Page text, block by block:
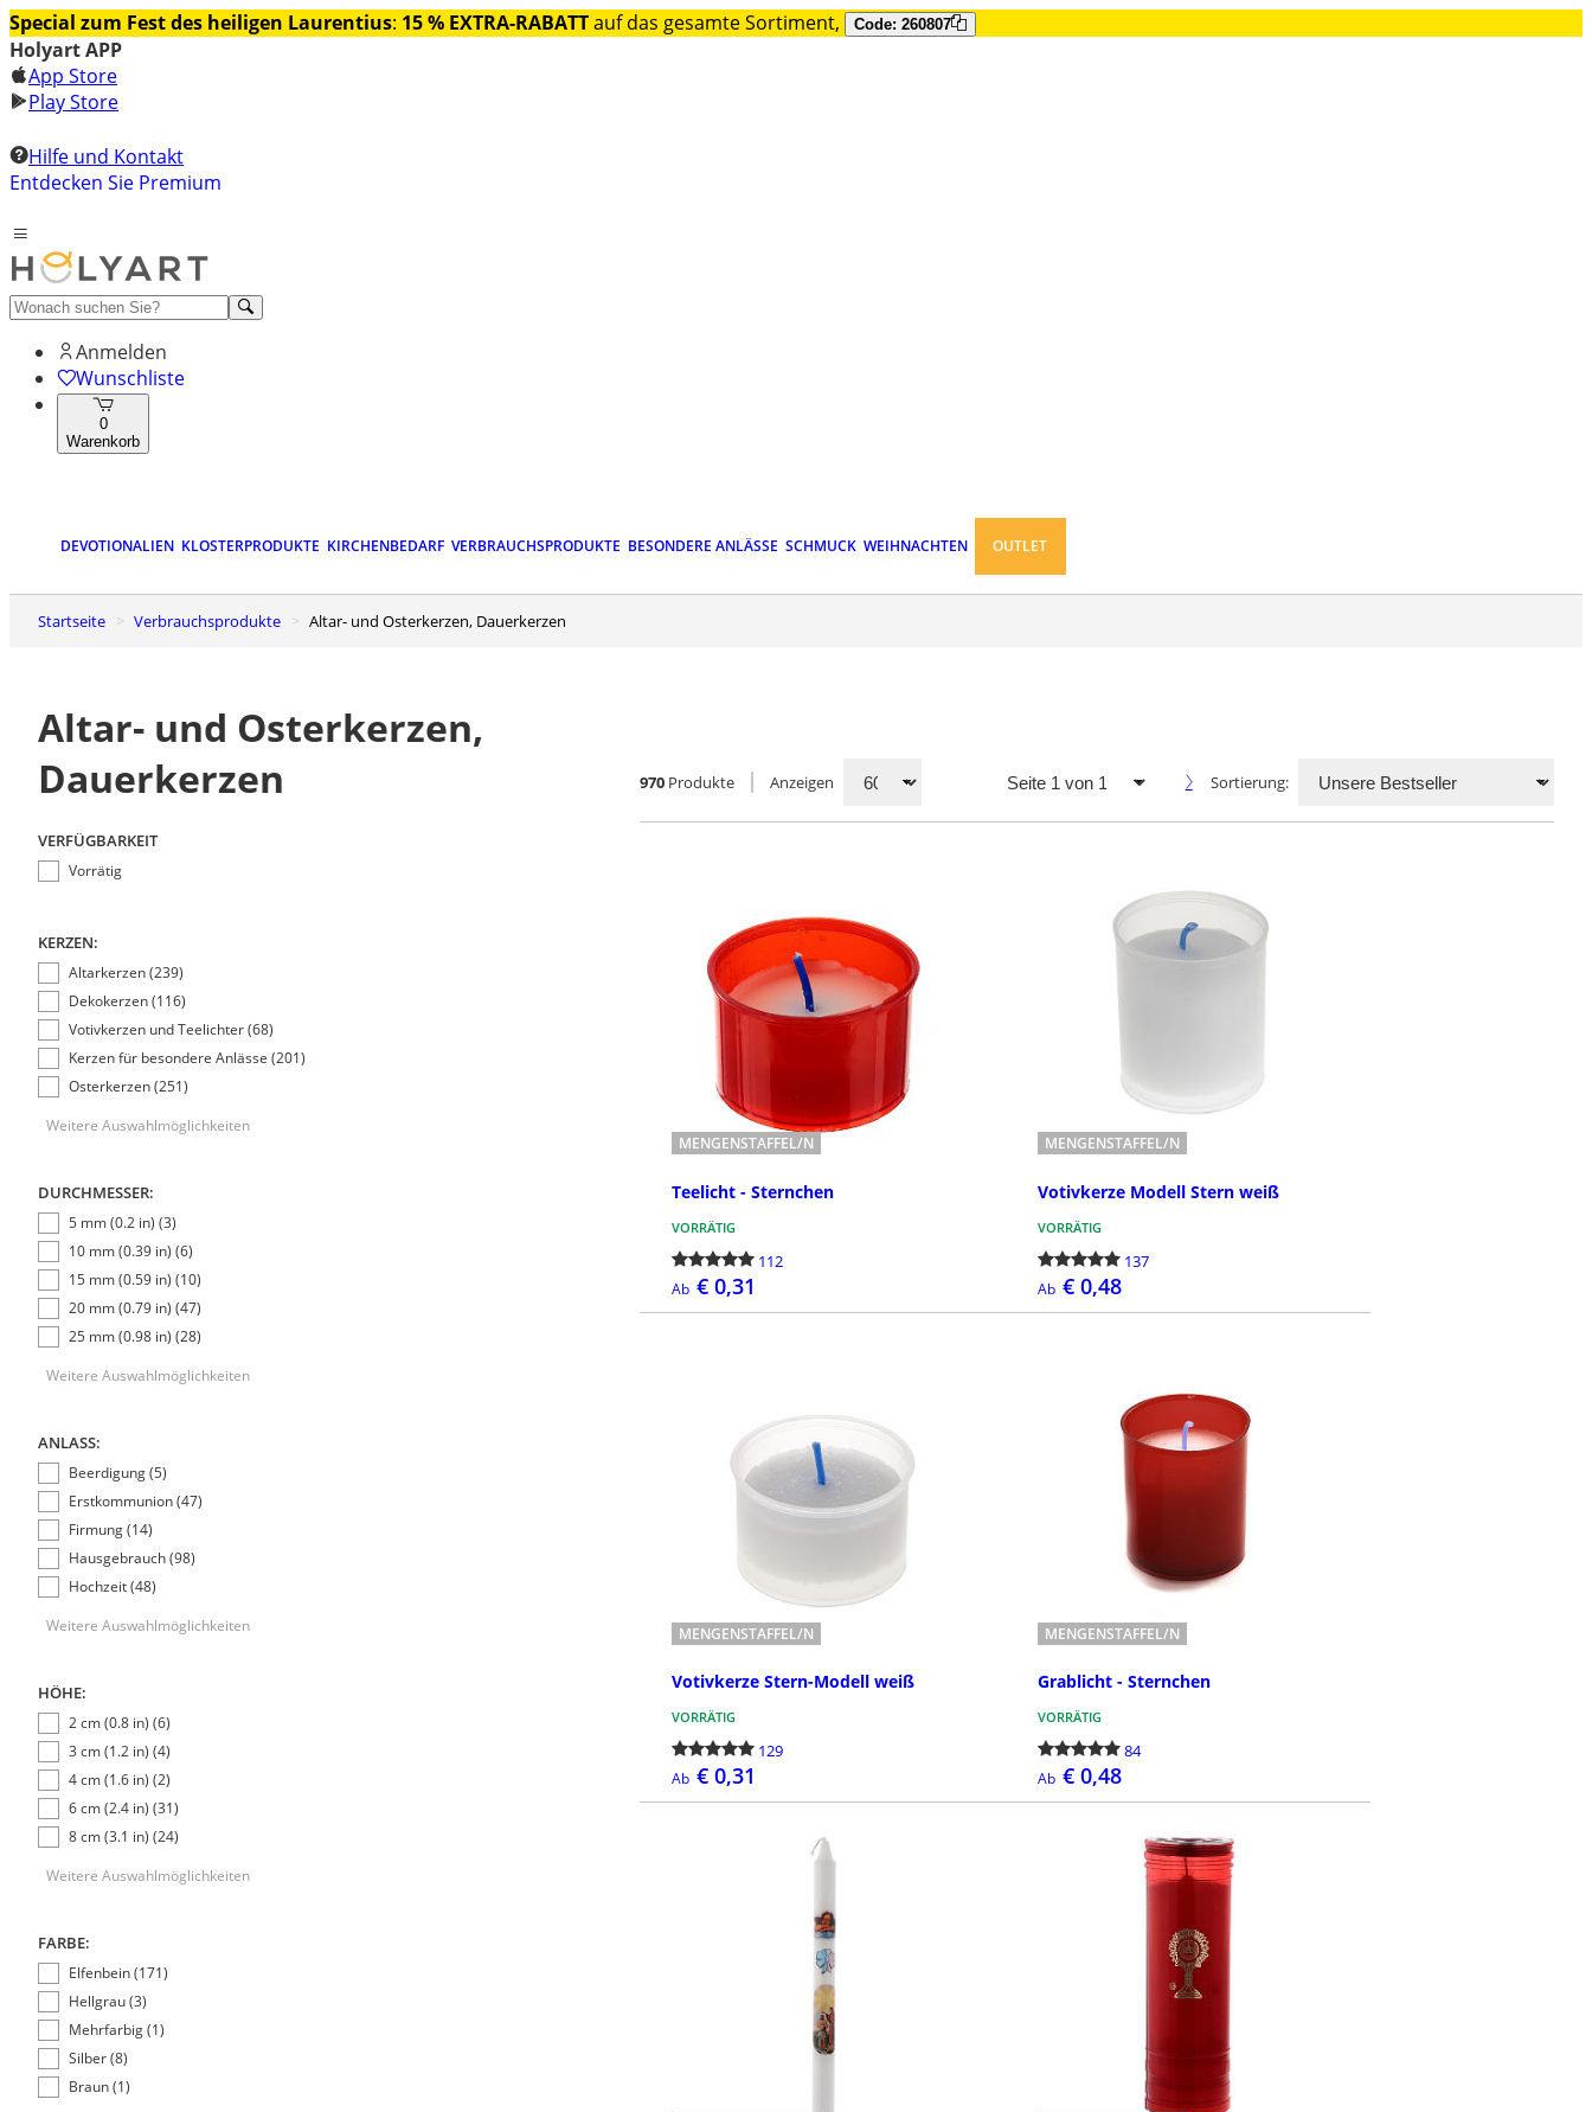
Special zum Fest des heiligen Laurentius: 15 % EXTRA-RABATTauf das gesamte Sortiment, Code: 260807
Holyart APP
App Store
Play Store
Hilfe und Kontakt
Entdecken Sie Premium
Anmelden
Wunschliste
0
Warenkorb
DEVOTIONALIEN KLOSTERPRODUKTE KIRCHENBEDARF VERBRAUCHSPRODUKTE BESONDERE ANLÄSSE SCHMUCK WEIHNACHTEN OUTLET
Startseite Verbrauchsprodukte Altar- und Osterkerzen, Dauerkerzen
Altar- und Osterkerzen,
Dauerkerzen
VERFÜGBARKEIT
Vorrätig
KERZEN:
Altarkerzen (239)
Dekokerzen (116)
Votivkerzen und Teelichter (68)
Kerzen für besondere Anlässe (201)
Osterkerzen (251)
Weitere Auswahlmöglichkeiten
DURCHMESSER:
5 mm (0.2 in) (3)
10 mm (0.39 in) (6)
15 mm (0.59 in) (10)
20 mm (0.79 in) (47)
25 mm (0.98 in) (28)
Weitere Auswahlmöglichkeiten
ANLASS:
Beerdigung (5)
Erstkommunion (47)
Firmung (14)
Hausgebrauch (98)
Hochzeit (48)
Weitere Auswahlmöglichkeiten
HÖHE:
2 cm (0.8 in) (6)
3 cm (1.2 in) (4)
4 cm (1.6 in) (2)
6 cm (2.4 in) (31)
8 cm (3.1 in) (24)
Weitere Auswahlmöglichkeiten
FARBE:
Elfenbein (171)
Hellgrau (3)
Mehrfarbig (1)
Silber (8)
Braun (1)
970 Produkte Anzeigen Sortierung:
MENGENSTAFFEL/N
Teelicht - Sternchen
VORRÄTIG
112
Ab € 0,31
MENGENSTAFFEL/N
Votivkerze Modell Stern weiß
VORRÄTIG
137
Ab € 0,48
MENGENSTAFFEL/N
Votivkerze Stern-Modell weiß
VORRÄTIG
129
Ab € 0,31
MENGENSTAFFEL/N
Grablicht - Sternchen
VORRÄTIG
84
Ab € 0,48